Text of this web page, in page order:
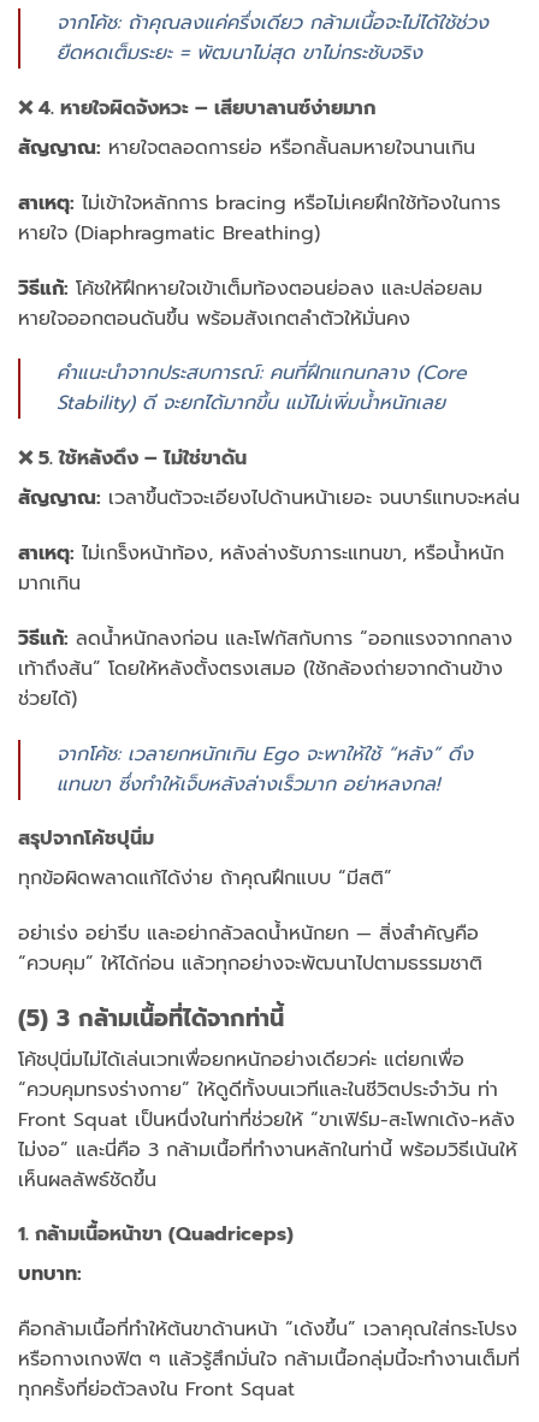
จากโค้ช: ถ้าคุณลงแค่ครึ่งเดียว กล้ามเนื้อจะไม่ได้ใช้ช่วง
ยืดหดเต็มระยะ = พัฒนาไม่สุด ขาไม่กระชับจริง
❌ 4. หายใจผิดจังหวะ – เสียบาลานซ์ง่ายมาก
สัญญาณ: หายใจตลอดการย่อ หรือกลั้นลมหายใจนานเกิน
สาเหตุ: ไม่เข้าใจหลักการ bracing หรือไม่เคยฝึกใช้ท้องในการ
หายใจ (Diaphragmatic Breathing)
วิธีแก้: โค้ชให้ฝึกหายใจเข้าเต็มท้องตอนย่อลง และปล่อยลม
หายใจออกตอนดันขึ้น พร้อมสังเกตลำตัวให้มั่นคง
คำแนะนำจากประสบการณ์: คนที่ฝึกแกนกลาง (Core
Stability) ดี จะยกได้มากขึ้น แม้ไม่เพิ่มน้ำหนักเลย
❌ 5. ใช้หลังดึง – ไม่ใช่ขาดัน
สัญญาณ: เวลาขึ้นตัวจะเอียงไปด้านหน้าเยอะ จนบาร์แทบจะหล่น
สาเหตุ: ไม่เกร็งหน้าท้อง, หลังล่างรับภาระแทนขา, หรือน้ำหนัก
มากเกิน
วิธีแก้: ลดน้ำหนักลงก่อน และโฟกัสกับการ “ออกแรงจากกลาง
เท้าถึงส้น” โดยให้หลังตั้งตรงเสมอ (ใช้กล้องถ่ายจากด้านข้าง
ช่วยได้)
จากโค้ช: เวลายกหนักเกิน Ego จะพาให้ใช้ “หลัง” ดึง
แทนขา ซึ่งทำให้เจ็บหลังล่างเร็วมาก อย่าหลงกล!
สรุปจากโค้ชปุนิ่ม
ทุกข้อผิดพลาดแก้ได้ง่าย ถ้าคุณฝึกแบบ “มีสติ”
อย่าเร่ง อย่ารีบ และอย่ากลัวลดน้ำหนักยก — สิ่งสำคัญคือ
“ควบคุม” ให้ได้ก่อน แล้วทุกอย่างจะพัฒนาไปตามธรรมชาติ
(5) 3 กล้ามเนื้อที่ได้จากท่านี้
โค้ชปุนิ่มไม่ได้เล่นเวทเพื่อยกหนักอย่างเดียวค่ะ แต่ยกเพื่อ
“ควบคุมทรงร่างกาย” ให้ดูดีทั้งบนเวทีและในชีวิตประจำวัน ท่า
Front Squat เป็นหนึ่งในท่าที่ช่วยให้ “ขาเฟิร์ม-สะโพกเด้ง-หลัง
ไม่งอ” และนี่คือ 3 กล้ามเนื้อที่ทำงานหลักในท่านี้ พร้อมวิธีเน้นให้
เห็นผลลัพธ์ชัดขึ้น
1. กล้ามเนื้อหน้าขา (Quadriceps)
บทบาท:
คือกล้ามเนื้อที่ทำให้ต้นขาด้านหน้า “เด้งขึ้น” เวลาคุณใส่กระโปรง
หรือกางเกงฟิต ๆ แล้วรู้สึกมั่นใจ กล้ามเนื้อกลุ่มนี้จะทำงานเต็มที่
ทุกครั้งที่ย่อตัวลงใน Front Squat